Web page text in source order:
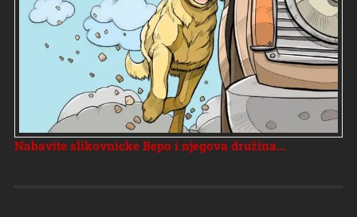
Nabavite slikovnicke Bepo i njegova družina...